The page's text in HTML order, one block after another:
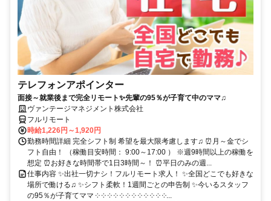
テレフォンアポインター
面接～就業後まで完全リモート✨先輩の95％が子育て中のママ♫
ヴァンテージマネジメント株式会社
フルリモート
時給1,226円～1,920円
勤務時間詳細 完全シフト制 希望を最大限考慮します♫ ⏰月～金でシ
フト自由！ （稼働目安時間： 9:00～17:00 ） ※週9時間以上の稼働を
想定 ⏰お好きな時間帯で1日3時間～！ ⏰平日のみの週...
仕事内容 ✨出社一切ナシ！フルリモート求人！ ✨全国どこでも好きな
場所で働ける♫ ✨シフト柔軟！1週間ごとの申告制 ✨今いるスタッフ
の95％が子育てママ ༶ ༶ ༶ ༶ ༶ ༶ ༶ ༶ ༶ ༶ ༶ ༶...